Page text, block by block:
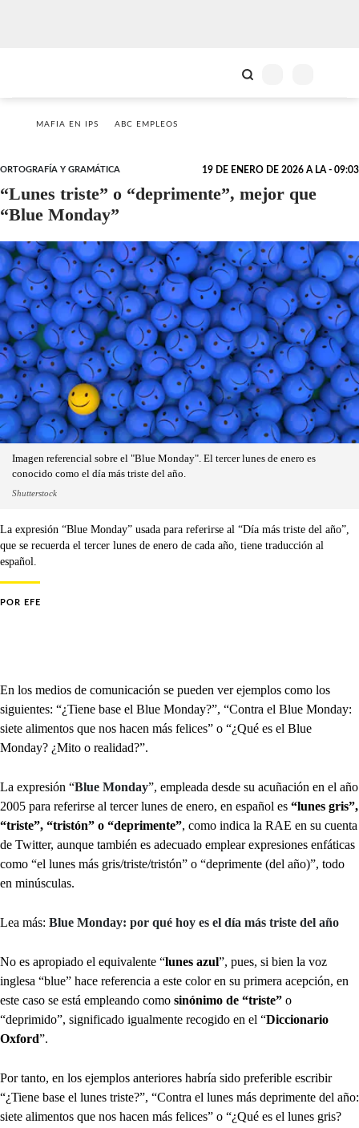
MAFIA EN IPS ABC EMPLEOS
ORTOGRAFÍA Y GRAMÁTICA 19 DE ENERO DE 2026 A LA - 09:03
“Lunes triste” o “deprimente”, mejor que
“Blue Monday”
Imagen referencial sobre el "Blue Monday". El tercer lunes de enero es
conocido como el día más triste del año.
Shutterstock
La expresión “Blue Monday” usada para referirse al “Día más triste del año”,
que se recuerda el tercer lunes de enero de cada año, tiene traducción al
español.
POR EFE
En los medios de comunicación se pueden ver ejemplos como los
siguientes: “¿Tiene base el Blue Monday?”, “Contra el Blue Monday:
siete alimentos que nos hacen más felices” o “¿Qué es el Blue
Monday? ¿Mito o realidad?”.
La expresión “Blue Monday”, empleada desde su acuñación en el año
2005 para referirse al tercer lunes de enero, en español es “lunes gris”,
“triste”, “tristón” o “deprimente”, como indica la RAE en su cuenta
de Twitter, aunque también es adecuado emplear expresiones enfáticas
como “el lunes más gris/triste/tristón” o “deprimente (del año)”, todo
en minúsculas.
Lea más: Blue Monday: por qué hoy es el día más triste del año
No es apropiado el equivalente “lunes azul”, pues, si bien la voz
inglesa “blue” hace referencia a este color en su primera acepción, en
este caso se está empleando como sinónimo de “triste” o
“deprimido”, significado igualmente recogido en el “Diccionario
Oxford”.
Por tanto, en los ejemplos anteriores habría sido preferible escribir
“¿Tiene base el lunes triste?”, “Contra el lunes más deprimente del año:
siete alimentos que nos hacen más felices” o “¿Qué es el lunes gris?